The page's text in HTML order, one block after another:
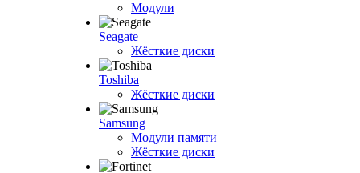
Модули
Seagate
Жёсткие диски
Toshiba
Жёсткие диски
Samsung
Модули памяти
Жёсткие диски